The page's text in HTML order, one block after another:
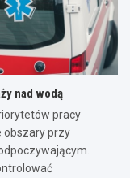
nad wodą
pracy
obszary przy